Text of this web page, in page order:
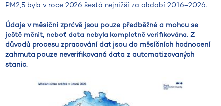
PM2,5 byla v roce 2026 šestá nejnižší za období 2016–2026.
Údaje v měsíční zprávě jsou pouze předběžné a mohou se
ještě měnit, neboť data nebyla kompletně verifikována. Z
důvodů procesu zpracování dat jsou do měsíčních hodnocení
zahrnuta pouze neverifikovaná data z automatizovaných
stanic.